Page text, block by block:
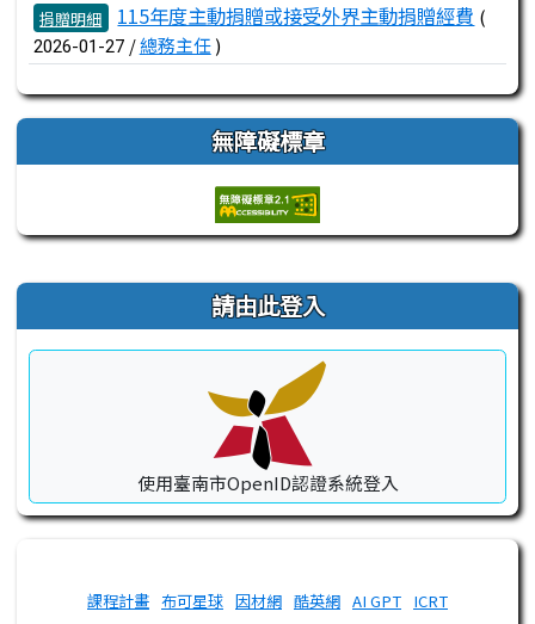
捐贈明細 115年度主動捐贈或接受外界主動捐贈經費 (
2026-01-27 /總務主任)
無障礙標章
右邊區域內容 請由此登入
使用臺南市OpenID認證系統登入
課程計畫 布可星球 因材網 酷英網 AI GPT ICRT